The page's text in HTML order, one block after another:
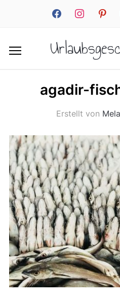
facebookinstagram
agadir-
Erstellt von